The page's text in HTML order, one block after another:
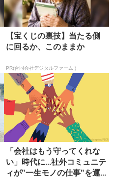
【宝くじの裏技】当たる側
に回るか、このままか
PR(合同会社デジタルファーム )
「会社はもう守ってくれな
い」時代に...社外コミュニテ
ィが"一生モノの仕事"を運...